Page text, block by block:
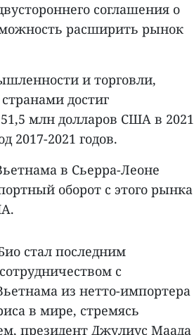
соглашения о
расширить рынок
и торговли,
достиг
млн долларов США в 2021
2017-2021 годов.
в Сьерра-Леоне
оборот с этого рынка
стал последним
с
из нетто-импортера
в мире, стремясь
президент Джулиус Маада